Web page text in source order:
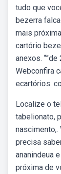
tudo que
bezerra
mais
cartório
anexos. “”de
Webconfira
ecartórios.
Localize o
tabelionato,
precisa
ananindeua
próxima de